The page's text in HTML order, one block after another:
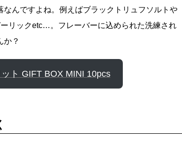
んですよね。例えばブラックトリュフソルトや
リックetc…。フレーバーに込められた洗練され
か？
ト GIFT BOX MINI 10pcs